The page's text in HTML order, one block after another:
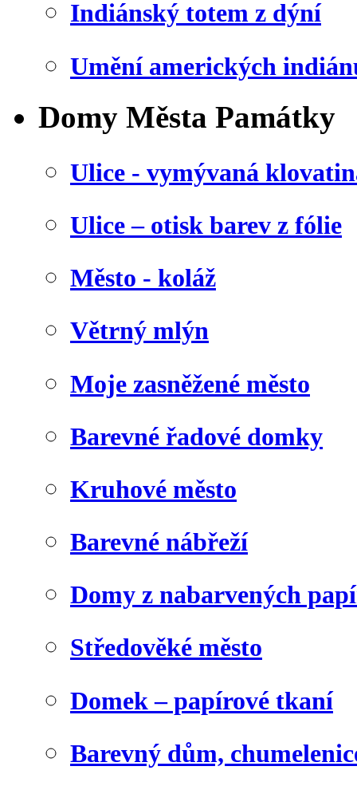
Indiánský totem z dýní
Umění amerických
Domy Města Památky
Ulice - vymývaná
Ulice – otisk barev z fólie
Město - koláž
Větrný mlýn
Moje zasněžené město
Barevné řadové domky
Kruhové město
Barevné nábřeží
Domy z nabarvených
Středověké město
Domek – papírové tkaní
Barevný dům,